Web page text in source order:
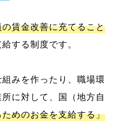
賃金改善に充てること
する制度です。
みを作ったり、職場環
に対して、国（地方自
めのお金を支給する」